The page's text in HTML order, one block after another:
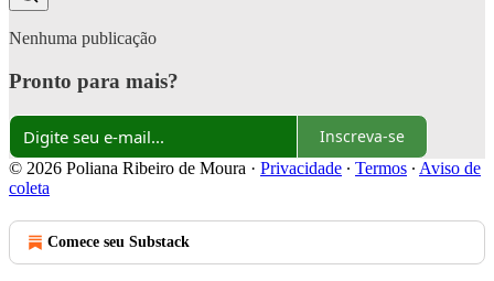
Nenhuma publicação
Pronto para mais?
Inscreva-se
© 2026 Poliana Ribeiro de Moura · Privacidade ∙ Termos ∙ Aviso de
coleta
Comece seu Substack